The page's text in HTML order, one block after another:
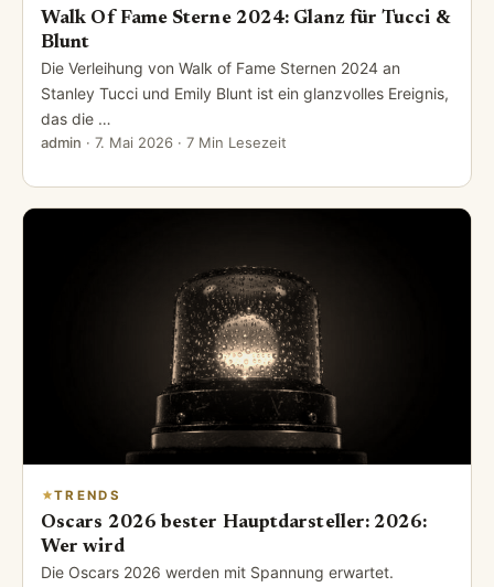
Walk Of Fame Sterne 2024: Glanz für Tucci &
Blunt
Die Verleihung von Walk of Fame Sternen 2024 an
Stanley Tucci und Emily Blunt ist ein glanzvolles Ereignis,
das die …
admin · 7. Mai 2026 · 7 Min Lesezeit
TRENDS
Oscars 2026 bester Hauptdarsteller: 2026:
Wer wird
Die Oscars 2026 werden mit Spannung erwartet.